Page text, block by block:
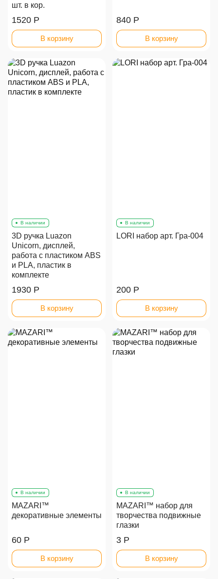
шт. в кор.
1520 Р
В корзину
840 Р
В корзину
В наличии
3D ручка Luazon
Unicorn, дисплей,
работа с пластиком ABS
и PLA, пластик в
комплекте
1930 Р
В корзину
В наличии
LORI набор арт. Гра-004
200 Р
В корзину
В наличии
MAZARI™
декоративные элементы
60 Р
В корзину
В наличии
MAZARI™ набор для
творчества подвижные
глазки
3 Р
В корзину